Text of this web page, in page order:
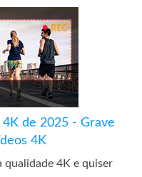
de 2025 - Grave
4K
qualidade 4K e quiser